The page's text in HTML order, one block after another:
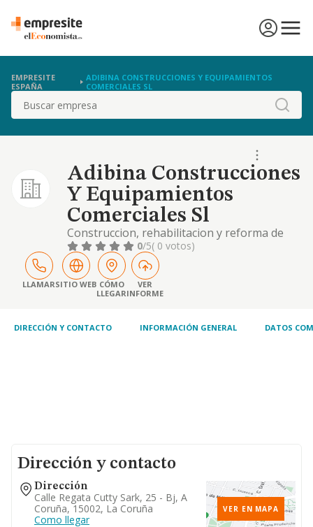
EMPRESITE
ESPAÑA
ADIBINA CONSTRUCCIONES Y EQUIPAMIENTOS
COMERCIALES SL
Buscar
Adibina Construcciones
Y Equipamientos
Comerciales Sl
Construccion, rehabilitacion y reforma de
fincas de cualquier clase, y el suministro de
mobiliario y equipamientos comerciales.
0/5( 0 votos)
LLAMARSITIO WEB CÓMO
LLEGAR
VER
INFORME
DIRECCIÓN Y CONTACTO INFORMACIÓN GENERAL DATOS
Dirección y contacto
Dirección
Calle Regata Cutty Sark, 25 - Bj, A
Coruña, 15002, La Coruña
Como llegar
VER EN MAPA